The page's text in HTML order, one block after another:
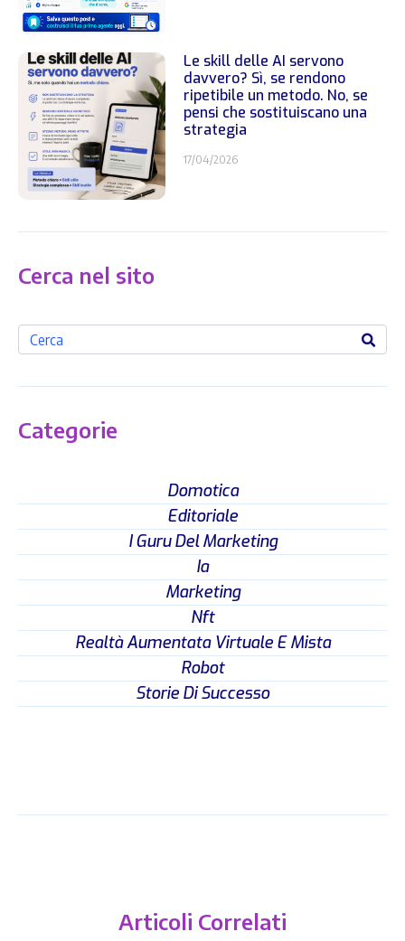
Le skill delle AI servono
davvero? Sì, se rendono
ripetibile un metodo. No, se
pensi che sostituiscano una
strategia
17/04/2026
Cerca nel sito
Categorie
Domotica
Editoriale
I Guru Del Marketing
Ia
Marketing
Nft
Realtà Aumentata Virtuale E Mista
Robot
Storie Di Successo
Articoli Correlati